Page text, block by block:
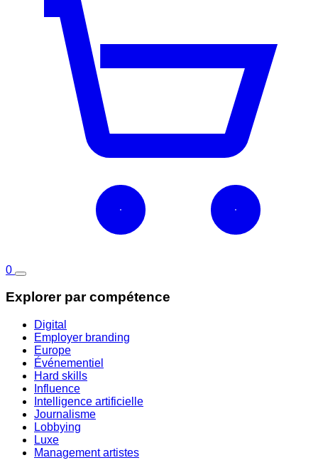
0
Explorer par compétence
Digital
Employer branding
Europe
Événementiel
Hard skills
Influence
Intelligence artificielle
Journalisme
Lobbying
Luxe
Management artistes